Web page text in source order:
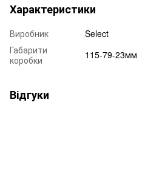
Характеристики
Виробник
Select
Габарити
коробки
115-79-23мм
Відгуки